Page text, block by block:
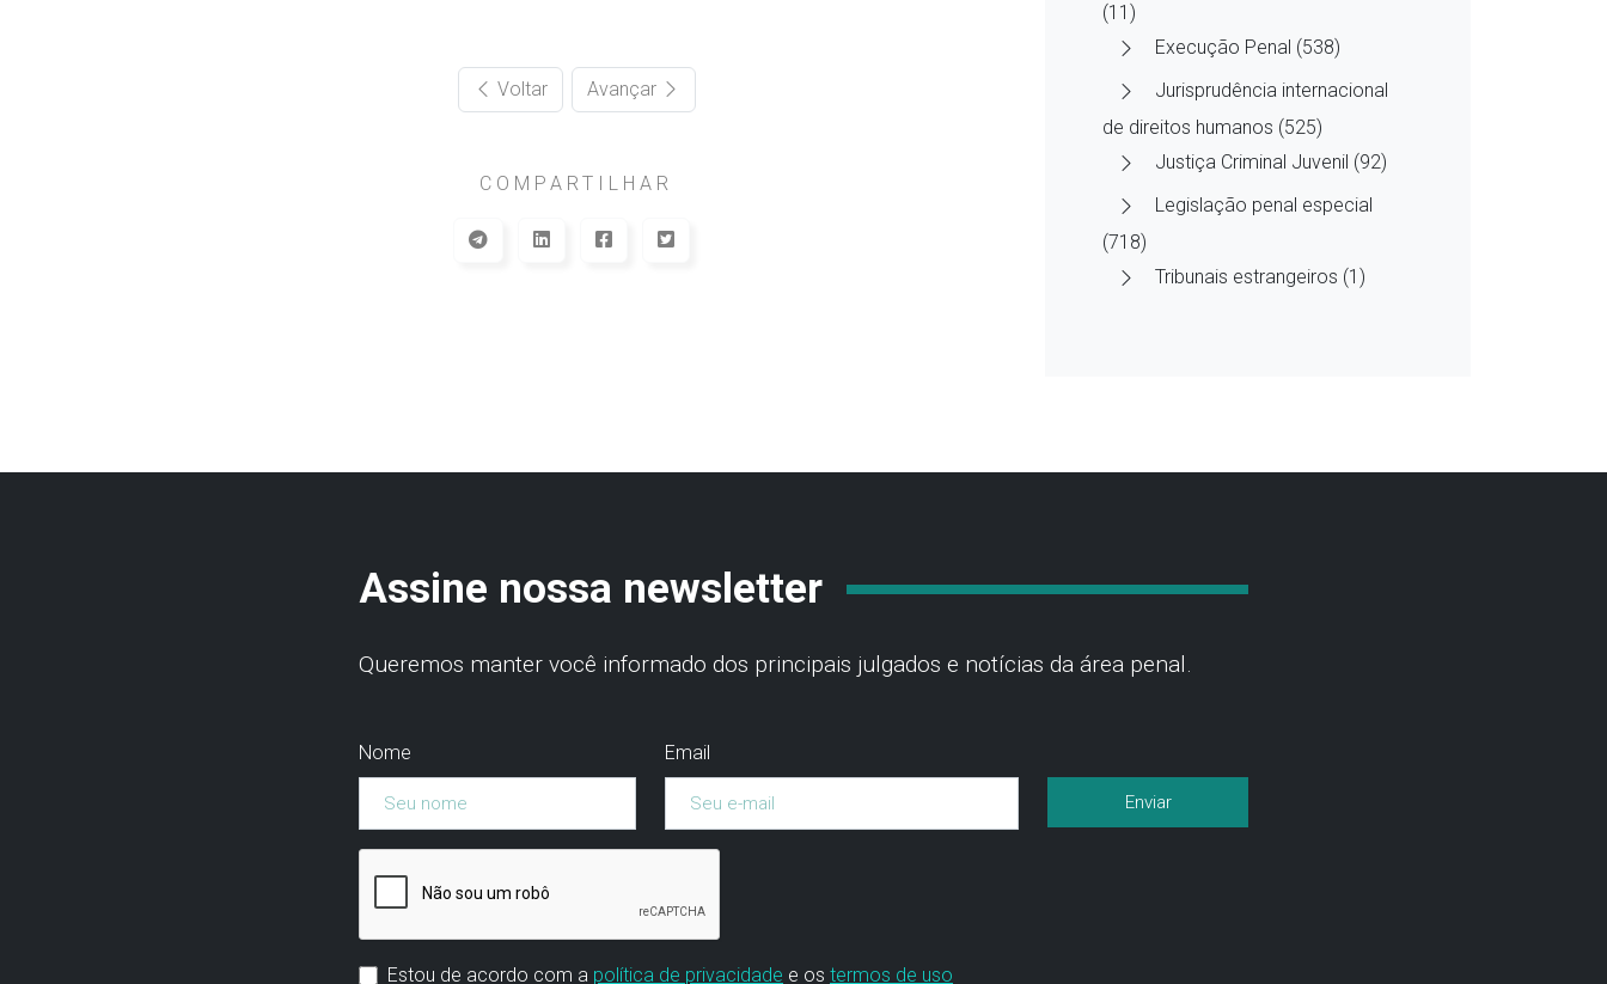
Voltar Avançar
COMPARTILHAR
(11)
Execução Penal (538)
Jurisprudência internacional
de direitos humanos (525)
Justiça Criminal Juvenil (92)
Legislação penal especial
(718)
Tribunais estrangeiros (1)
Assine nossa newsletter
Queremos manter você informado dos principais julgados e notícias da área penal.
Nome Email
Estou de acordo com a política de privacidade e os termos de uso